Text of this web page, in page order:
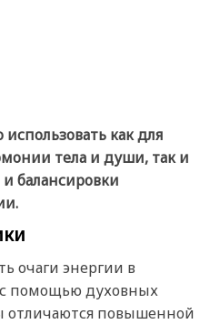
как для
тела и души, так и
балансировки
очаги энергии в
помощью духовных
повышенной